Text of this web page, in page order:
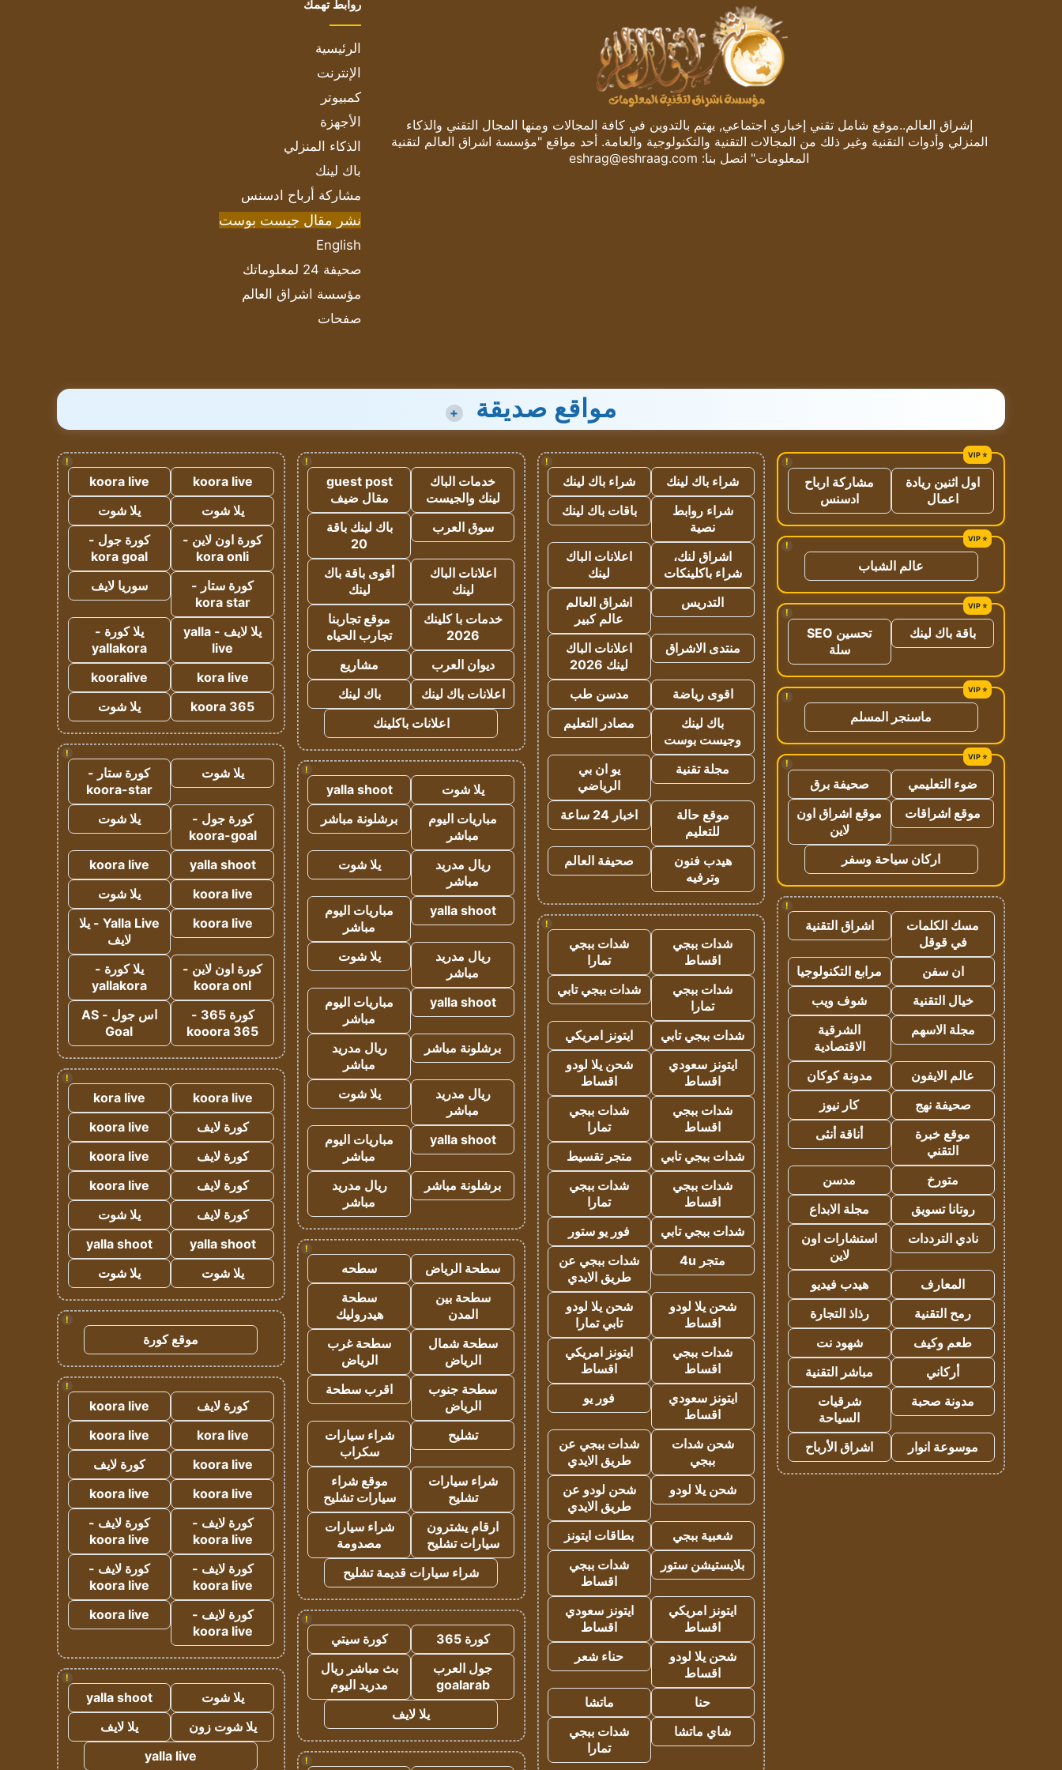
إشراق العالم..موقع شامل تقني إخباري اجتماعي, يهتم بالتدوين في كافة المجالات ومنها المجال التقني والذكاء
المنزلي وأدوات التقنية وغير ذلك من المجالات التقنية والتكنولوجية والعامة. أحد مواقع "مؤسسة اشراق العالم لتقنية
المعلومات" اتصل بنا: eshrag@eshraag.com
روابط تهمك
الرئيسية
الإنترنت
كمبيوتر
الأجهزة
الذكاء المنزلي
باك لينك
مشاركة أرباح ادسنس
نشر مقال جيست بوست
English
صحيفة 24 لمعلوماتك
مؤسسة اشراق العالم
صفحات
مواقع صديقة +
!
اول اثنين ريادة
اعمال
مشاركة ارباح
ادسنس
!
عالم الشباب
!
باقة باك لينك
تحسين SEO
سلة
!
ماسنجر المسلم
!
ضوء التعليمي
صحيفة برق
موقع اشراقات
موقع اشراق اون
لاين
اركان سياحة وسفر
!
مسك الكلمات
في قوقل
اشراق التقنية
ان سفن
مرابع التكنولوجيا
خيال التقنية
شوف ويب
مجلة الاسهم
الشرقية
الاقتصادية
عالم الايفون
مدونة كوكان
صحيفة نهج
كار نيوز
موقع خبرة
التقني
أناقة أنثى
متورخ
مدسن
روتانا تسويق
مجلة الابداع
نادي الترددات
استشارات اون
لاين
المعارف
هيدب فيديو
رمح التقنية
رذاذ التجارة
طعم وكيف
شهود نت
أركاني
مباشر التقنية
مدونة صحبة
شرقيات
السياحة
موسوعة انوار
اشراق الأرباح
!
شراء باك لينك
شراء باك لينك
شراء روابط
نصية
باقات باك لينك
اشراق لنك،
شراء باكلينكات
اعلانات الباك
لينك
التدريس
اشراق العالم
عالم كبير
منتدى الاشراق
اعلانات الباك
لينك 2026
اقوى رياضة
مدسن طب
باك لينك
وجيست بوست
مصادر التعليم
مجلة تقنية
يو ان بي
الرياضي
موقع حالة
للتعليم
اخبار 24 ساعة
هيدب فنون
وترفيه
صحيفة العالم
!
شدات ببجي
اقساط
شدات ببجي
تمارا
شدات ببجي
تمارا
شدات ببجي تابي
شدات ببجي تابي
ايتونز امريكي
ايتونز سعودي
اقساط
شحن يلا لودو
اقساط
شدات ببجي
اقساط
شدات ببجي
تمارا
شدات ببجي تابي
متجر تقسيط
شدات ببجي
اقساط
شدات ببجي
تمارا
شدات ببجي تابي
فور يو ستور
متجر 4u
شدات ببجي عن
طريق الايدي
شحن يلا لودو
اقساط
شحن يلا لودو
تابي تمارا
شدات ببجي
اقساط
ايتونز امريكي
اقساط
ايتونز سعودي
اقساط
فور يو
شحن شدات
ببجي
شدات ببجي عن
طريق الايدي
شحن يلا لودو
شحن لودو عن
طريق الايدي
شعبية ببجي
بطاقات ايتونز
بلايستيشن ستور
شدات ببجي
اقساط
ايتونز امريكي
اقساط
ايتونز سعودي
اقساط
شحن يلا لودو
اقساط
حناء شعر
حنا
ماتشا
شاي ماتشا
شدات ببجي
تمارا
!
خدمات الباك
لينك والجيست
guest post
مقال ضيف
سوق العرب
باك لينك باقة
20
اعلانات الباك
لينك
أقوى باقة باك
لينك
خدمات با كلينك
2026
موقع تجاربنا
تجارب الحياه
ديوان العرب
مشاريع
اعلانات باك لينك
باك لينك
اعلانات باكلينك
!
يلا شوت
yalla shoot
مباريات اليوم
مباشر
برشلونة مباشر
ريال مدريد
مباشر
يلا شوت
yalla shoot
مباريات اليوم
مباشر
ريال مدريد
مباشر
يلا شوت
yalla shoot
مباريات اليوم
مباشر
برشلونة مباشر
ريال مدريد
مباشر
ريال مدريد
مباشر
يلا شوت
yalla shoot
مباريات اليوم
مباشر
برشلونة مباشر
ريال مدريد
مباشر
!
سطحة الرياض
سطحه
سطحة بين
المدن
سطحة
هيدروليك
سطحة شمال
الرياض
سطحة غرب
الرياض
سطحة جنوب
الرياض
اقرب سطحة
تشليح
شراء سيارات
سكراب
شراء سيارات
تشليح
موقع شراء
سيارات تشليح
ارقام يشترون
سيارات تشليح
شراء سيارات
مصدومة
شراء سيارات قديمة تشليح
!
كورة 365
كورة سيتي
جول العرب
goalarab
بث مباشر ريال
مدريد اليوم
يلا لايف
!
!
koora live
koora live
يلا شوت
يلا شوت
كورة اون لاين -
kora onli
كورة جول -
kora goal
كورة ستار -
kora star
سوريا لايف
يلا لايف - yalla
live
يلا كورة -
yallakora
kora live
kooralive
koora 365
يلا شوت
!
يلا شوت
كورة ستار -
koora-star
كورة جول -
koora-goal
يلا شوت
yalla shoot
koora live
koora live
يلا شوت
koora live
Yalla Live - يلا
لايف
كورة اون لاين -
koora onl
يلا كورة -
yallakora
كورة 365 -
kooora 365
اس جول - AS
Goal
!
koora live
kora live
كورة لايف
koora live
كورة لايف
koora live
كورة لايف
koora live
كورة لايف
يلا شوت
yalla shoot
yalla shoot
يلا شوت
يلا شوت
!
موقع كورة
!
كورة لايف
koora live
kora live
koora live
koora live
كورة لايف
koora live
koora live
كورة لايف -
koora live
كورة لايف -
koora live
كورة لايف -
koora live
كورة لايف -
koora live
كورة لايف -
koora live
koora live
!
يلا شوت
yalla shoot
يلا شوت زون
يلا لايف
yalla live